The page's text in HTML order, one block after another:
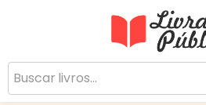
Sua Biblioteca